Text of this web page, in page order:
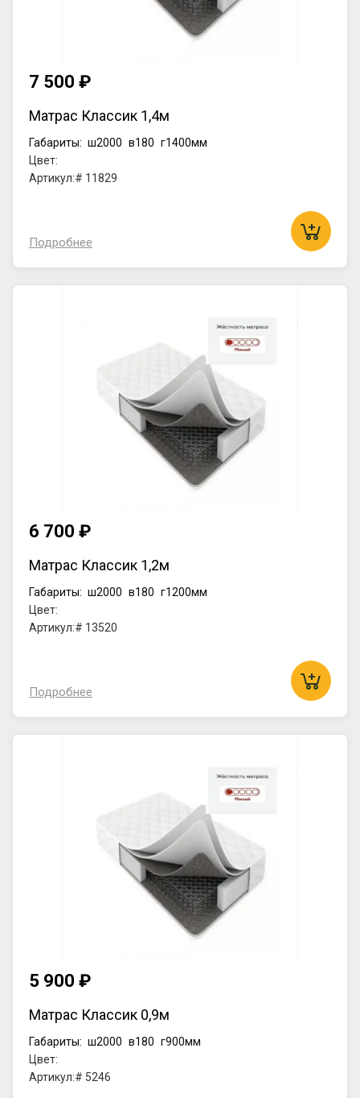
7 500 ₽
Матрас Классик 1,4м
Габариты: ш2000 в180 г1400мм
Цвет:
Артикул:# 11829
Подробнее
6 700 ₽
Матрас Классик 1,2м
Габариты: ш2000 в180 г1200мм
Цвет:
Артикул:# 13520
Подробнее
5 900 ₽
Матрас Классик 0,9м
Габариты: ш2000 в180 г900мм
Цвет:
Артикул:# 5246